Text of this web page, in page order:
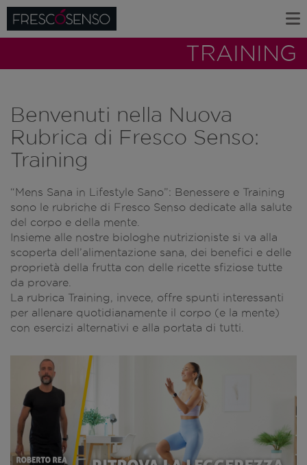
TRAINING
Benvenuti nella Nuova
Rubrica di Fresco Senso:
Training
“Mens Sana in Lifestyle Sano”: Benessere e Training
sono le rubriche di Fresco Senso dedicate alla salute
del corpo e della mente.
Insieme alle nostre biologhe nutrizioniste si va alla
scoperta dell’alimentazione sana, dei benefici e delle
proprietà della frutta con delle ricette sfiziose tutte
da provare.
La rubrica Training, invece, offre spunti interessanti
per allenare quotidianamente il corpo (e la mente)
con esercizi alternativi e alla portata di tutti.​